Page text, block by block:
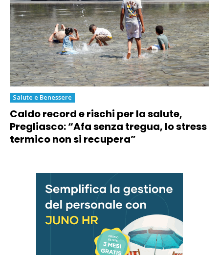
Salute e Benessere
Caldo record e rischi per la salute,
Pregliasco: “Afa senza tregua, lo stress
termico non si recupera”